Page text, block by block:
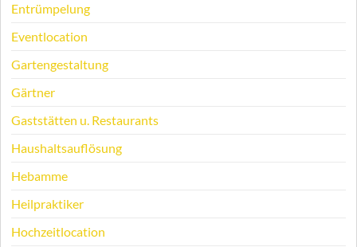
Entrümpelung
Eventlocation
Gartengestaltung
Gärtner
Gaststätten u. Restaurants
Haushaltsauflösung
Hebamme
Heilpraktiker
Hochzeitlocation